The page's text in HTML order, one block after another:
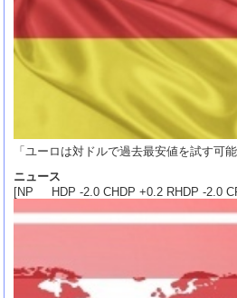
「ユーロは対ドルで過去最安値を試す可能
ニュース
[NP HDP -2.0 CHDP +0.2 RHDP -2.0